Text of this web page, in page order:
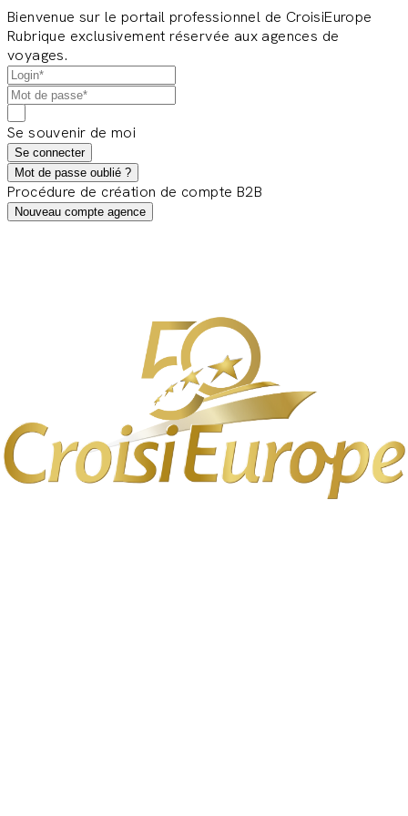
Bienvenue sur le portail professionnel de CroisiEurope
Rubrique exclusivement réservée aux agences de
voyages.
Se souvenir de moi
Se connecter
Mot de passe oublié ?
Procédure de création de compte B2B
Nouveau compte agence